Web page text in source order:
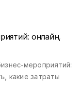
онлайн,
какие затраты